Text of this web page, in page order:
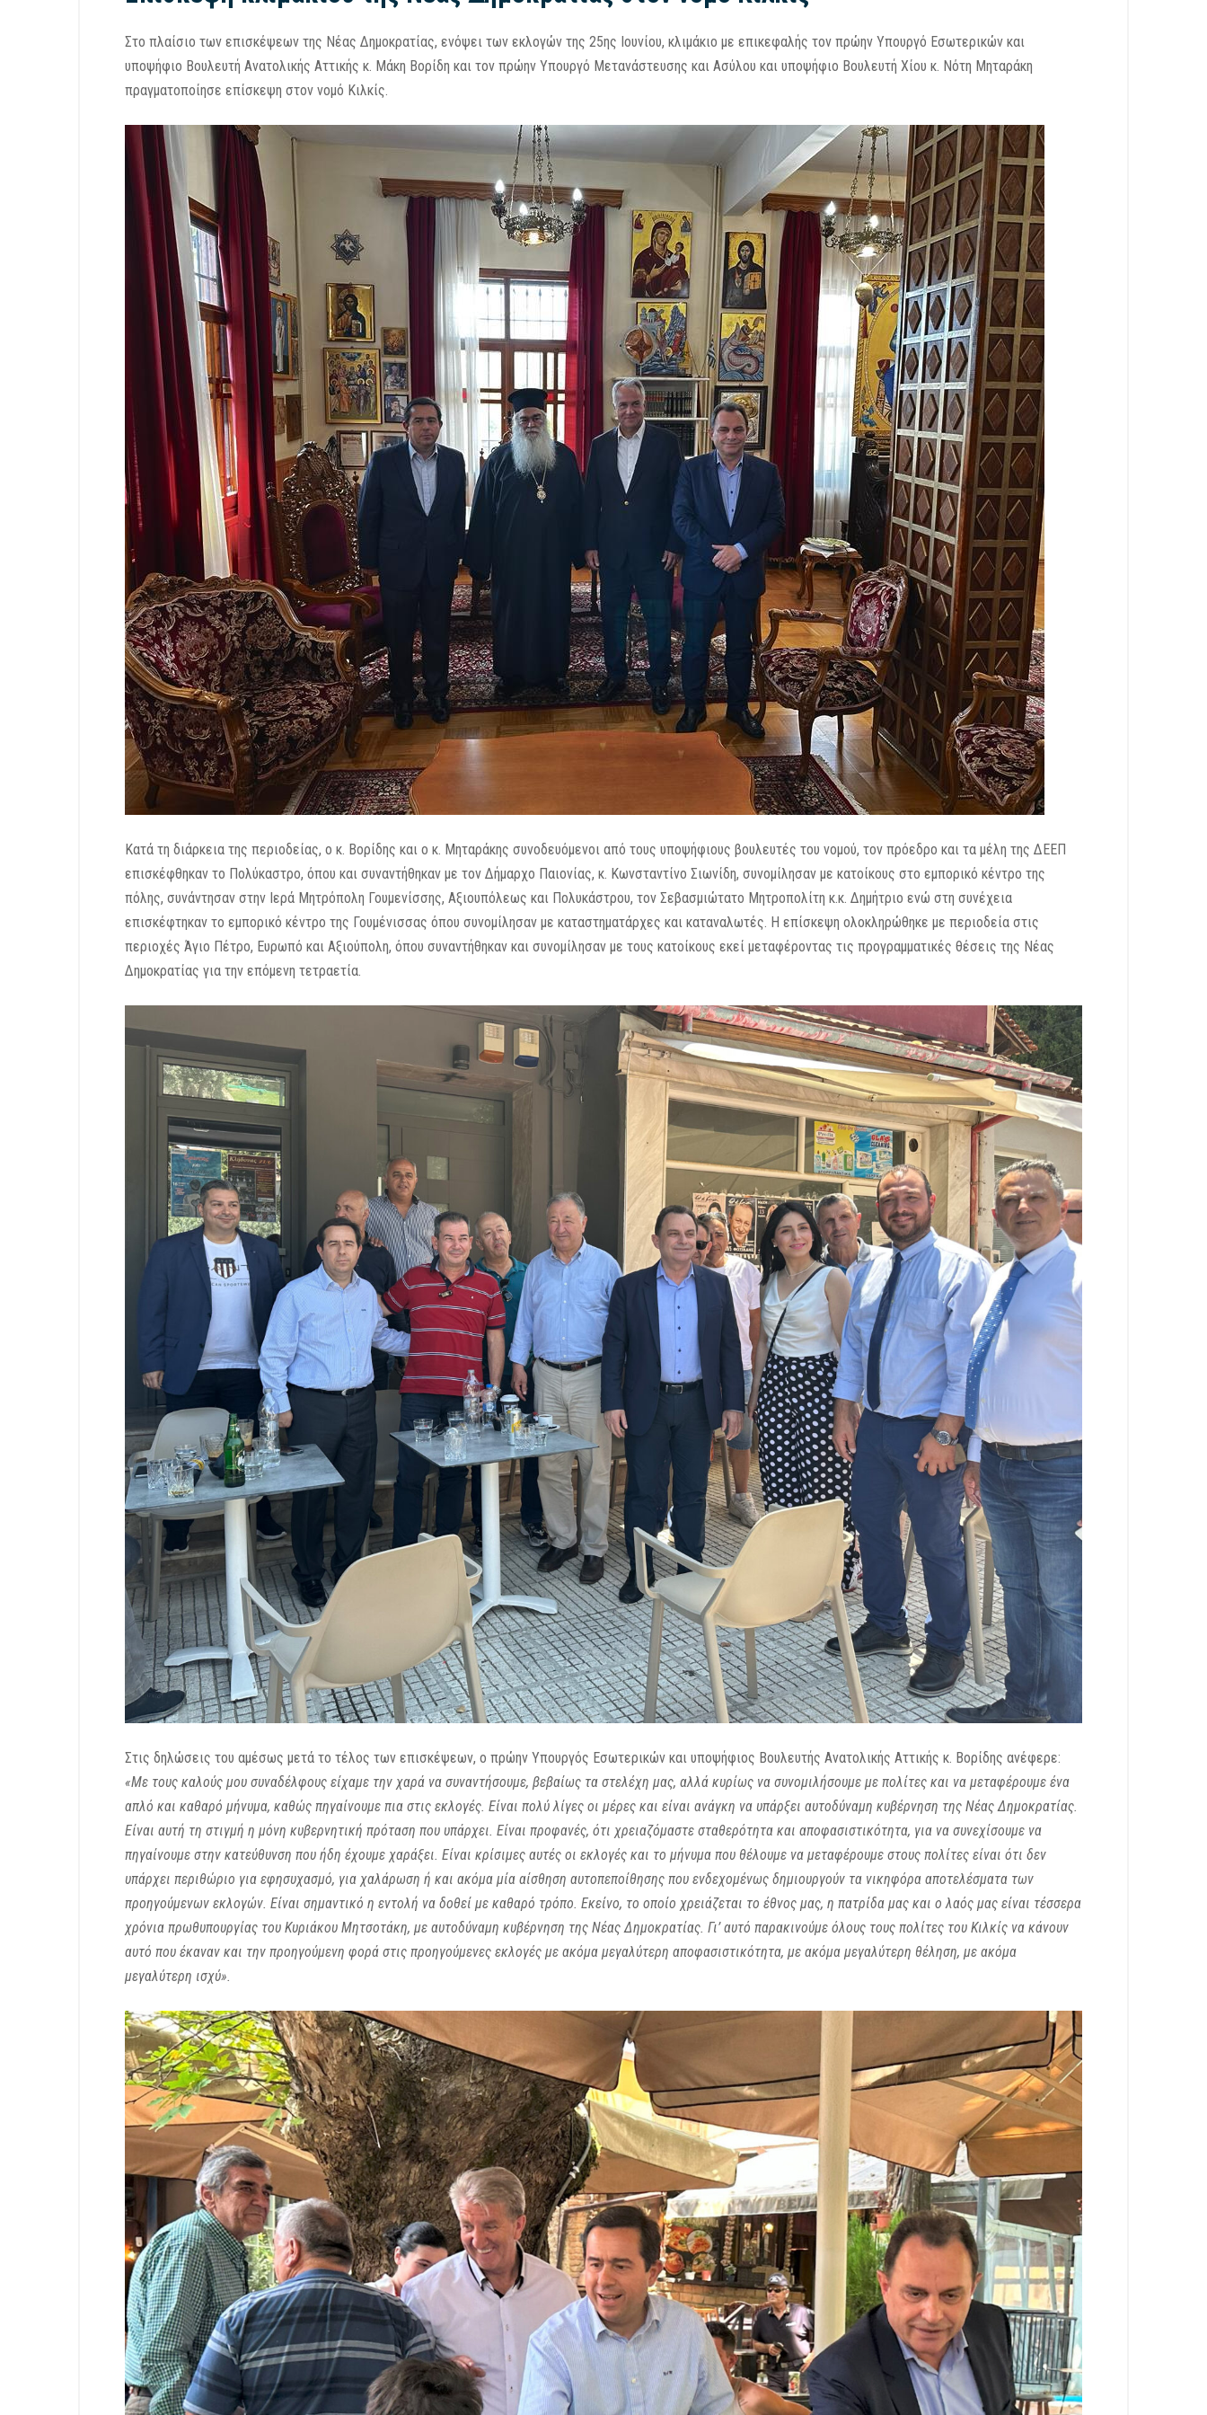
Στο πλαίσιο των επισκέψεων της Νέας Δημοκρατίας, ενόψει των εκλογών της 25ης Ιουνίου, κλιμάκιο με επικεφαλής τον πρώην Υπουργό Εσωτερικών και
υποψήφιο Βουλευτή Ανατολικής Αττικής κ. Μάκη Βορίδη και τον πρώην Υπουργό Μετανάστευσης και Ασύλου και υποψήφιο Βουλευτή Χίου κ. Νότη Μηταράκη
πραγματοποίησε επίσκεψη στον νομό Κιλκίς.
Κατά τη διάρκεια της περιοδείας, ο κ. Βορίδης και ο κ. Μηταράκης συνοδευόμενοι από τους υποψήφιους βουλευτές του νομού, τον πρόεδρο και τα μέλη της ΔΕΕΠ
επισκέφθηκαν το Πολύκαστρο, όπου και συναντήθηκαν με τον Δήμαρχο Παιονίας, κ. Κωνσταντίνο Σιωνίδη, συνομίλησαν με κατοίκους στο εμπορικό κέντρο της
πόλης, συνάντησαν στην Ιερά Μητρόπολη Γουμενίσσης, Αξιουπόλεως και Πολυκάστρου, τον Σεβασμιώτατο Μητροπολίτη κ.κ. Δημήτριο ενώ στη συνέχεια
επισκέφτηκαν το εμπορικό κέντρο της Γουμένισσας όπου συνομίλησαν με καταστηματάρχες και καταναλωτές. Η επίσκεψη ολοκληρώθηκε με περιοδεία στις
περιοχές Άγιο Πέτρο, Ευρωπό και Αξιούπολη, όπου συναντήθηκαν και συνομίλησαν με τους κατοίκους εκεί μεταφέροντας τις προγραμματικές θέσεις της Νέας
Δημοκρατίας για την επόμενη τετραετία.
Στις δηλώσεις του αμέσως μετά το τέλος των επισκέψεων, ο πρώην Υπουργός Εσωτερικών και υποψήφιος Βουλευτής Ανατολικής Αττικής κ. Βορίδης ανέφερε:
«Με τους καλούς μου συναδέλφους είχαμε την χαρά να συναντήσουμε, βεβαίως τα στελέχη μας, αλλά κυρίως να συνομιλήσουμε με πολίτες και να μεταφέρουμε ένα
απλό και καθαρό μήνυμα, καθώς πηγαίνουμε πια στις εκλογές. Είναι πολύ λίγες οι μέρες και είναι ανάγκη να υπάρξει αυτοδύναμη κυβέρνηση της Νέας Δημοκρατίας.
Είναι αυτή τη στιγμή η μόνη κυβερνητική πρόταση που υπάρχει. Είναι προφανές, ότι χρειαζόμαστε σταθερότητα και αποφασιστικότητα, για να συνεχίσουμε να
πηγαίνουμε στην κατεύθυνση που ήδη έχουμε χαράξει. Είναι κρίσιμες αυτές οι εκλογές και το μήνυμα που θέλουμε να μεταφέρουμε στους πολίτες είναι ότι δεν
υπάρχει περιθώριο για εφησυχασμό, για χαλάρωση ή και ακόμα μία αίσθηση αυτοπεποίθησης που ενδεχομένως δημιουργούν τα νικηφόρα αποτελέσματα των
προηγούμενων εκλογών. Είναι σημαντικό η εντολή να δοθεί με καθαρό τρόπο. Εκείνο, το οποίο χρειάζεται το έθνος μας, η πατρίδα μας και ο λαός μας είναι τέσσερα
χρόνια πρωθυπουργίας του Κυριάκου Μητσοτάκη, με αυτοδύναμη κυβέρνηση της Νέας Δημοκρατίας. Γι’ αυτό παρακινούμε όλους τους πολίτες του Κιλκίς να κάνουν
αυτό που έκαναν και την προηγούμενη φορά στις προηγούμενες εκλογές με ακόμα μεγαλύτερη αποφασιστικότητα, με ακόμα μεγαλύτερη θέληση, με ακόμα
μεγαλύτερη ισχύ».